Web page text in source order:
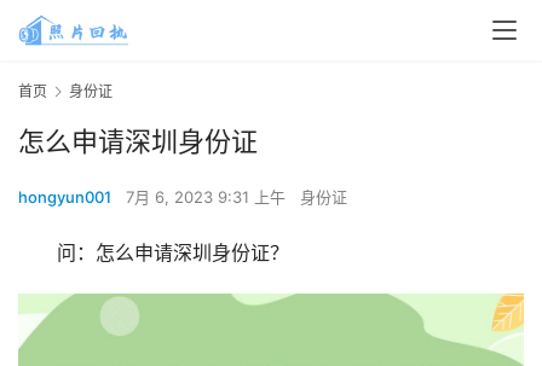
首页 身份证
怎么申请深圳身份证
hongyun001 7月 6, 2023 9:31 上午 身份证
问：怎么申请深圳身份证？